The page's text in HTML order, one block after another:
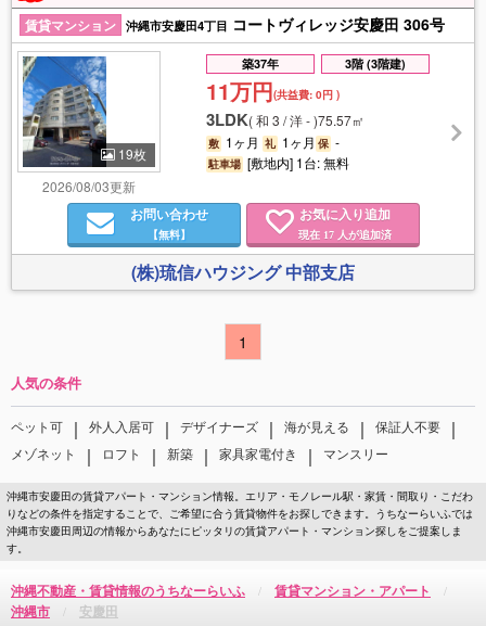
賃貸マンション 沖縄市安慶田4丁目 コートヴィレッジ安慶田 306号
19枚
2026/08/03更新
築37年 3階 (3階建)
11万円(共益費:0円 )
3LDK(和 3 / 洋 -)75.57㎡
敷 1ヶ月 礼 1ヶ月保 -
駐車場 [敷地内] 1台: 無料
お問い合わせ
【無料】
お気に入り追加
現在 17人が追加済
(株)琉信ハウジング 中部支店
1
人気の条件
ペット可 ｜ 外人入居可 ｜ デザイナーズ ｜ 海が見える ｜ 保証人不要 ｜
メゾネット ｜ ロフト ｜ 新築 ｜ 家具家電付き ｜ マンスリー
沖縄市安慶田の賃貸アパート・マンション情報。エリア・モノレール駅・家賃・間取り・こだわ
りなどの条件を指定することで、ご希望に合う賃貸物件をお探しできます。うちなーらいふでは
沖縄市安慶田周辺の情報からあなたにピッタリの賃貸アパート・マンション探しをご提案しま
す。
沖縄不動産・賃貸情報のうちなーらいふ
賃貸マンション・アパート
沖縄市
安慶田